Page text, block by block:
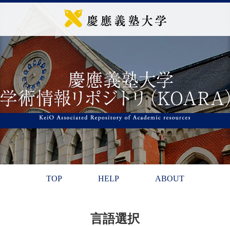
TOP HELP ABOUT
言語選択